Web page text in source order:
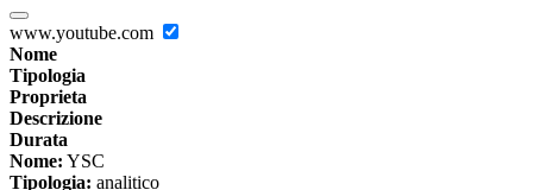
www.youtube.com
Nome
Tipologia
Proprieta
Descrizione
Durata
Nome: YSC
Tipologia: analitico